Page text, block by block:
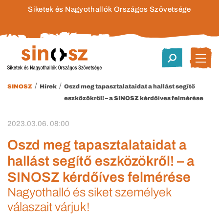
Siketek és Nagyothallók Országos Szövetsége
SINOSZ / Hírek / Oszd meg tapasztalataidat a hallást segítő
eszközökről! – a SINOSZ kérdőíves felmérése
2023.03.06. 08:00
Oszd meg tapasztalataidat a
hallást segítő eszközökről! – a
SINOSZ kérdőíves felmérése
Nagyothalló és siket személyek
válaszait várjuk!